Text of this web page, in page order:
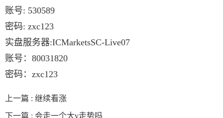
账号: 530589
密码: zxc123
实盘服务器:ICMarketsSC-Live07
账号：80031820
密码：zxc123
上一篇 : 继续看涨
下一篇 : 会走一个大v走势吗